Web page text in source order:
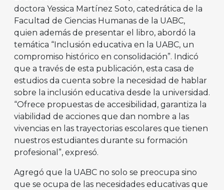
doctora Yessica Martínez Soto, catedrática de la
Facultad de Ciencias Humanas de la UABC,
quien además de presentar el libro, abordó la
temática “Inclusión educativa en la UABC, un
compromiso histórico en consolidación”. Indicó
que a través de esta publicación, esta casa de
estudios da cuenta sobre la necesidad de hablar
sobre la inclusión educativa desde la universidad.
“Ofrece propuestas de accesibilidad, garantiza la
viabilidad de acciones que dan nombre a las
vivencias en las trayectorias escolares que tienen
nuestros estudiantes durante su formación
profesional”, expresó.
Agregó que la UABC no solo se preocupa sino
que se ocupa de las necesidades educativas que